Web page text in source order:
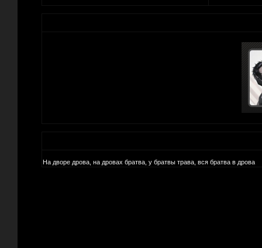
На дворе дрова, на дровах братва, у братвы трава, вся братва в дрова